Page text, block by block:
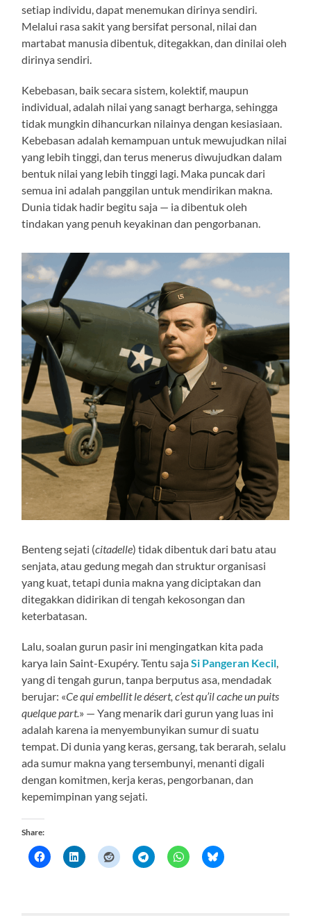
setiap individu, dapat menemukan dirinya sendiri.
Melalui rasa sakit yang bersifat personal, nilai dan
martabat manusia dibentuk, ditegakkan, dan dinilai oleh
dirinya sendiri.
Kebebasan, baik secara sistem, kolektif, maupun
individual, adalah nilai yang sanagt berharga, sehingga
tidak mungkin dihancurkan nilainya dengan kesiasiaan.
Kebebasan adalah kemampuan untuk mewujudkan nilai
yang lebih tinggi, dan terus menerus diwujudkan dalam
bentuk nilai yang lebih tinggi lagi. Maka puncak dari
semua ini adalah panggilan untuk mendirikan makna.
Dunia tidak hadir begitu saja — ia dibentuk oleh
tindakan yang penuh keyakinan dan pengorbanan.
Benteng sejati (citadelle) tidak dibentuk dari batu atau
senjata, atau gedung megah dan struktur organisasi
yang kuat, tetapi dunia makna yang diciptakan dan
ditegakkan didirikan di tengah kekosongan dan
keterbatasan.
Lalu, soalan gurun pasir ini mengingatkan kita pada
karya lain Saint-Exupéry. Tentu sajaSi Pangeran Kecil,
yang di tengah gurun, tanpa berputus asa, mendadak
berujar: «Ce qui embellit le désert, c’est qu’il cache un puits
quelque part.» — Yang menarik dari gurun yang luas ini
adalah karena ia menyembunyikan sumur di suatu
tempat. Di dunia yang keras, gersang, tak berarah, selalu
ada sumur makna yang tersembunyi, menanti digali
dengan komitmen, kerja keras, pengorbanan, dan
kepemimpinan yang sejati.
Share: